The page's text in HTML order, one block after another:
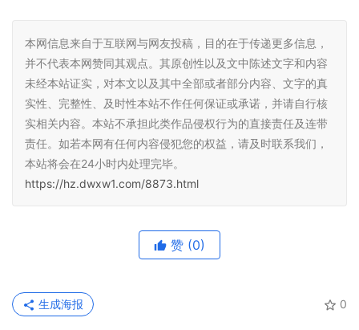
本网信息来自于互联网与网友投稿，目的在于传递更多信息，
并不代表本网赞同其观点。其原创性以及文中陈述文字和内容
未经本站证实，对本文以及其中全部或者部分内容、文字的真
实性、完整性、及时性本站不作任何保证或承诺，并请自行核
实相关内容。本站不承担此类作品侵权行为的直接责任及连带
责任。如若本网有任何内容侵犯您的权益，请及时联系我们，
本站将会在24小时内处理完毕。
https://hz.dwxw1.com/8873.html
赞 (0)
0
生成海报